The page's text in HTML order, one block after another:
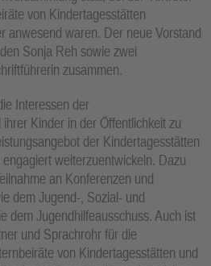
von Kindertagesstätten
anwesend waren. Der neue Vorstand
Sonja Reh sowie zwei
zusammen.
Interessen der
Kinder in der Öffentlichkeit zu
der Kindertagesstätten
weiterzuentwickeln. Dazu
an Konferenzen und
dem Jugend-, Sozial- und
dem Jugendhilfeausschuss. Auch ist
und Sprachrohr für die
von Kindertagesstätten und